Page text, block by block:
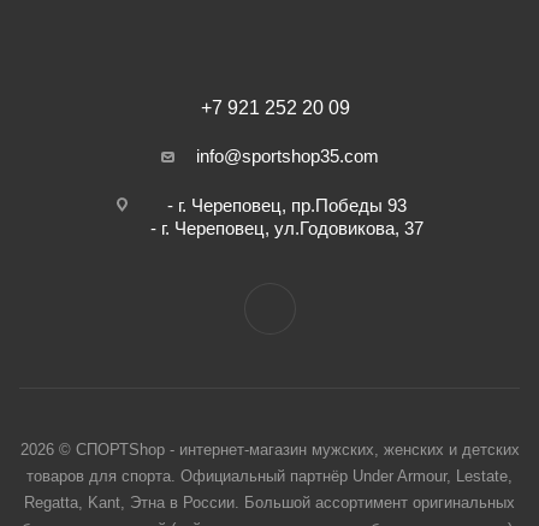
+7 921 252 20 09
info@sportshop35.com
- г. Череповец, пр.Победы 93
- г. Череповец, ул.Годовикова, 37
2026 © СПОРТShop - интернет-магазин мужских, женских и детских
товаров для спорта. Официальный партнёр Under Armour, Lestate,
Regatta, Kant, Этна в России. Большой ассортимент оригинальных